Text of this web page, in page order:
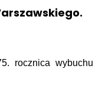
rocznica wybuchu